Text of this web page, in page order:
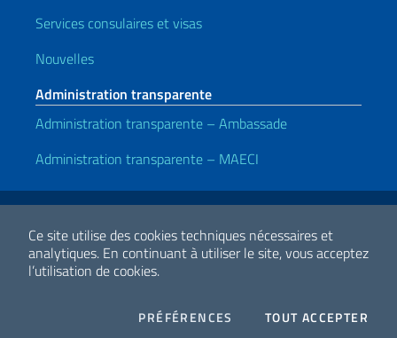
Ce site utilise des cookies techniques nécessaires et
analytiques. En continuant à utiliser le site, vous acceptez
l’utilisation de cookies.
PRÉFÉRENCES COOKIESTOUT ACCEPTER
Services consulaires et visas
Nouvelles
Administration transparente
Administration transparente – Ambassade
Administration transparente – MAECI
Liens utiles